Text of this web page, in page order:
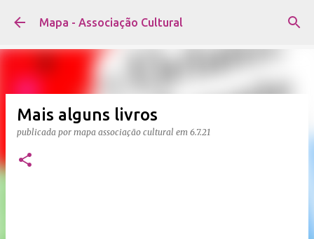
Avançar para o conteúdo principal
Mapa - Associação Cultural
Mais alguns livros
publicada por mapa associação cultural em 6.7.21